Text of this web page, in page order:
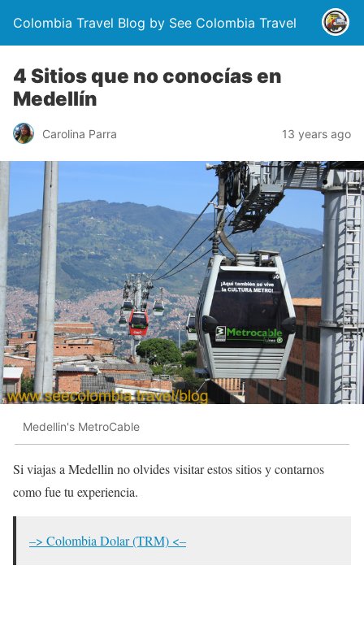
Colombia Travel Blog by See Colombia Travel
4 Sitios que no conocías en
Medellín
Carolina Parra 13 years ago
Medellin's MetroCable
Si viajas a Medellin no olvides visitar estos sitios y contarnos
como fue tu experiencia.
–> Colombia Dolar (TRM) <–